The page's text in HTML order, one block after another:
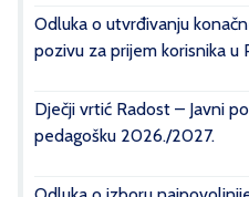
Odluka o utvrđivanju
pozivu za prijem korisnika
Dječji vrtić Radost – Javni
pedagošku 2026./2027.